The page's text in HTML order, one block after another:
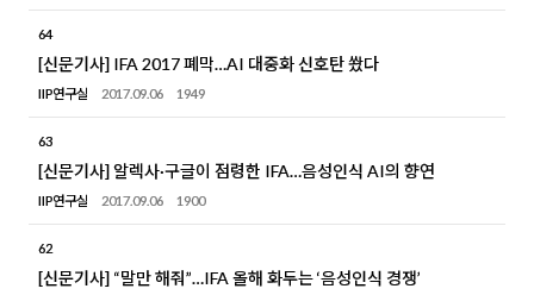
64
[신문기사] IFA 2017 폐막…AI 대중화 신호탄 쐈다
IIP연구실 2017.09.06 1949
63
[신문기사] 알렉사·구글이 점령한 IFA…음성인식 AI의 향연
IIP연구실 2017.09.06 1900
62
[신문기사] “말만 해줘”…IFA 올해 화두는 ‘음성인식 경쟁’